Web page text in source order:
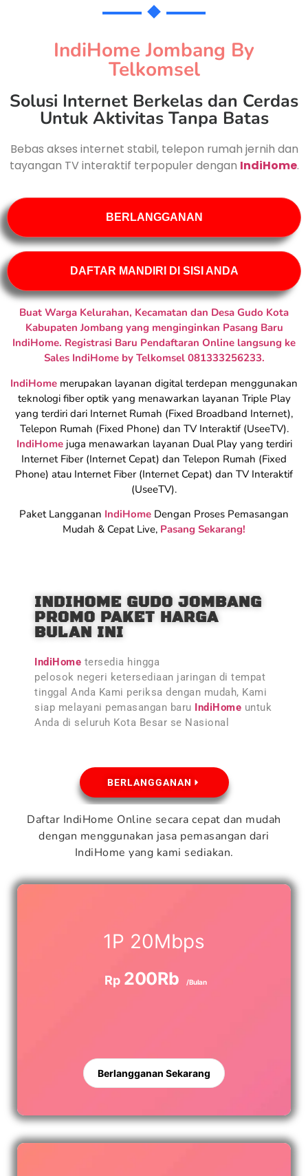
IndiHome Jombang By
Telkomsel
Solusi Internet Berkelas dan Cerdas
Untuk Aktivitas Tanpa Batas
Bebas akses internet stabil, telepon rumah jernih dan
tayangan TV interaktif terpopuler dengan IndiHome.
BERLANGGANAN
DAFTAR MANDIRI DI SISI ANDA
Buat Warga Kelurahan, Kecamatan dan Desa Gudo Kota
Kabupaten Jombang yang menginginkan Pasang Baru
IndiHome. Registrasi Baru Pendaftaran Online langsung ke
Sales IndiHome by Telkomsel 081333256233.
IndiHome merupakan layanan digital terdepan menggunakan
teknologi fiber optik yang menawarkan layanan Triple Play
yang terdiri dari Internet Rumah (Fixed Broadband Internet),
Telepon Rumah (Fixed Phone) dan TV Interaktif (UseeTV).
IndiHomejuga menawarkan layanan Dual Play yang terdiri
Internet Fiber (Internet Cepat) dan Telepon Rumah (Fixed
Phone) atau Internet Fiber (Internet Cepat) dan TV Interaktif
(UseeTV).
Paket Langganan IndiHome Dengan Proses Pemasangan
Mudah & Cepat Live, Pasang Sekarang!
INDIHOME GUDO JOMBANG
PROMO PAKET HARGA
BULAN INI
IndiHome tersedia hingga
pelosok negeri ketersediaan jaringan di tempat
tinggal Anda Kami periksa dengan mudah, Kami
siap melayani pemasangan baru IndiHome untuk
Anda di seluruh Kota Besar se Nasional
BERLANGGANAN
Daftar IndiHome Online secara cepat dan mudah
dengan menggunakan jasa pemasangan dari
IndiHome yang kami sediakan.
1P 20Mbps
Rp 200Rb /Bulan
Berlangganan Sekarang